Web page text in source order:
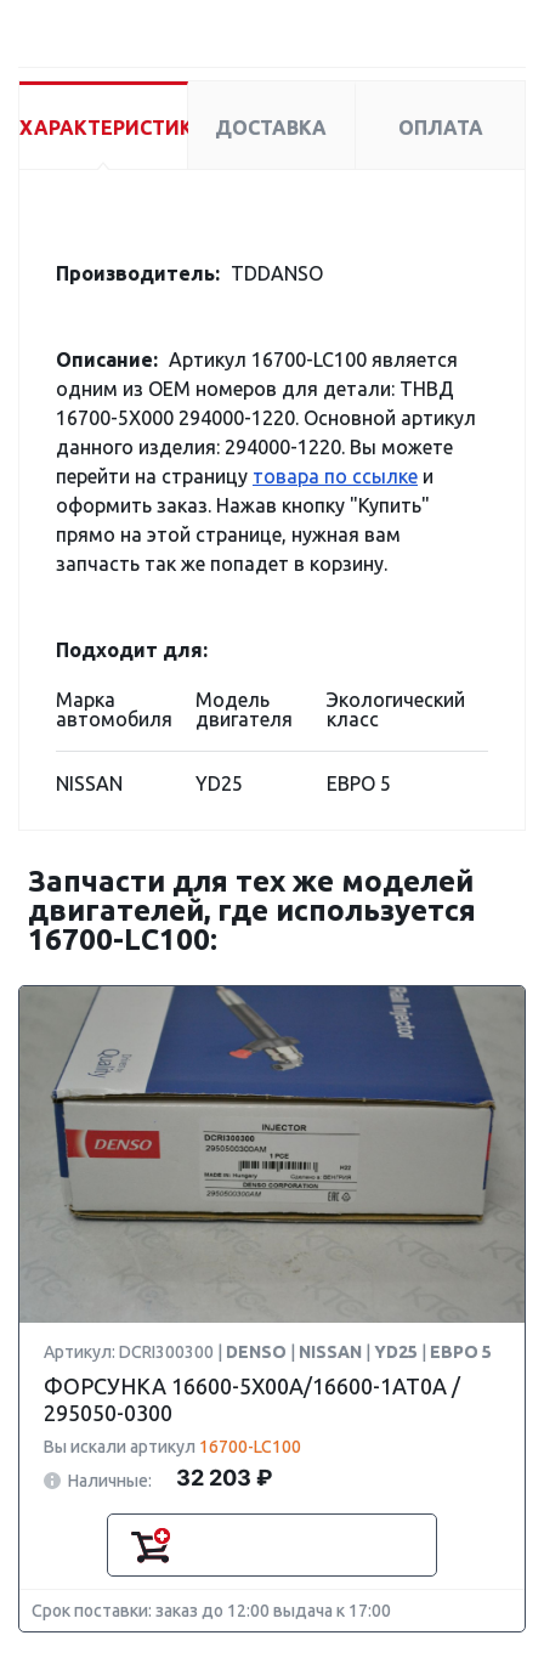
ХАРАКТЕРИСТИКИ ДОСТАВКА ОПЛАТА
Производитель: TDDANSO
Описание: Артикул 16700-LC100 является
одним из OEM номеров для детали: ТНВД
16700-5X000 294000-1220. Основной артикул
данного изделия: 294000-1220. Вы можете
перейти на страницу товара по ссылке и
оформить заказ. Нажав кнопку "Купить"
прямо на этой странице, нужная вам
запчасть так же попадет в корзину.
Подходит для:
Марка
автомобиля
Модель
двигателя
Экологический
класс
NISSAN YD25 ЕВРО 5
Запчасти для тех же моделей
двигателей, где используется
16700-LC100:
Артикул: DCRI300300 | DENSO NISSAN YD25 ЕВРО 5
ФОРСУНКА 16600-5X00A/16600-1AT0A /
295050-0300
Вы искали артикул 16700-LC100
Наличные:
32 203 ₽
Срок поставки: заказ до 12:00 выдача к 17:00